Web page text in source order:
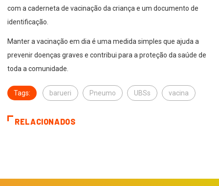
com a caderneta de vacinação da criança e um documento de
identificação.
Manter a vacinação em dia é uma medida simples que ajuda a
prevenir doenças graves e contribui para a proteção da saúde de
toda a comunidade.
Tags: barueri Pneumo UBSs vacina
RELACIONADOS